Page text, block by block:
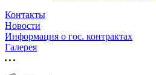
Контакты
Новости
Информация о гос. контрактах
Галерея